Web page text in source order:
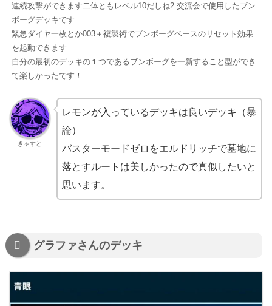
連続攻撃ができます二体ともレベル10だしね2.交流会で使用したブン
ボーグデッキです
緊急ダイヤ一枚とか003＋複製術でブンボーグベースのリセット効果
を起動できます
自分の最初のデッキの１つであるブンボーグを一新すること型ができ
て楽しかったです！
きゃすと
レモンが入っているデッキは良いデッキ（暴
論）
バスターモードゼロをエルドリッチで墓地に
落とすルートは美しかったので真似したいと
思います。
グラファさんのデッキ